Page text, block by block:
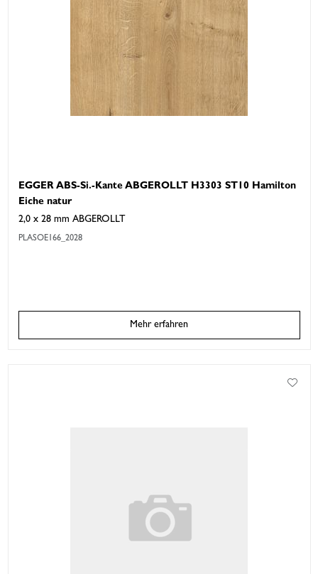
EGGER ABS-Si.-Kante ABGEROLLT H3303 ST10 Hamilton
Eiche natur
2,0 x 28 mm ABGEROLLT
PLASOE166_2028
Mehr erfahren